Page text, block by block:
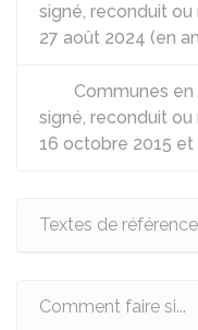
signé, reconduit
27 août 2024 (en
Communes
signé, reconduit
16 octobre 2015 et
Textes de référence
Comment faire si...